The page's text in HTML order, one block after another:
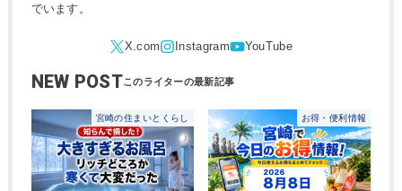
でいます。
NEW POST
宮崎の住まいとくらし お得・便利情報